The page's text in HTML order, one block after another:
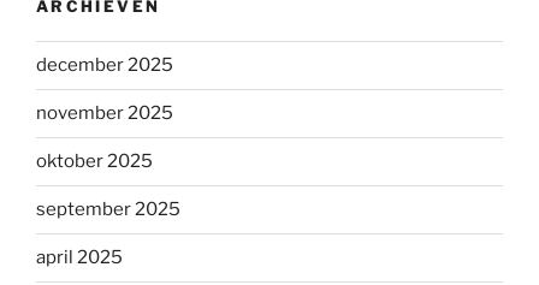
ARCHIEVEN
december 2025
november 2025
oktober 2025
september 2025
april 2025